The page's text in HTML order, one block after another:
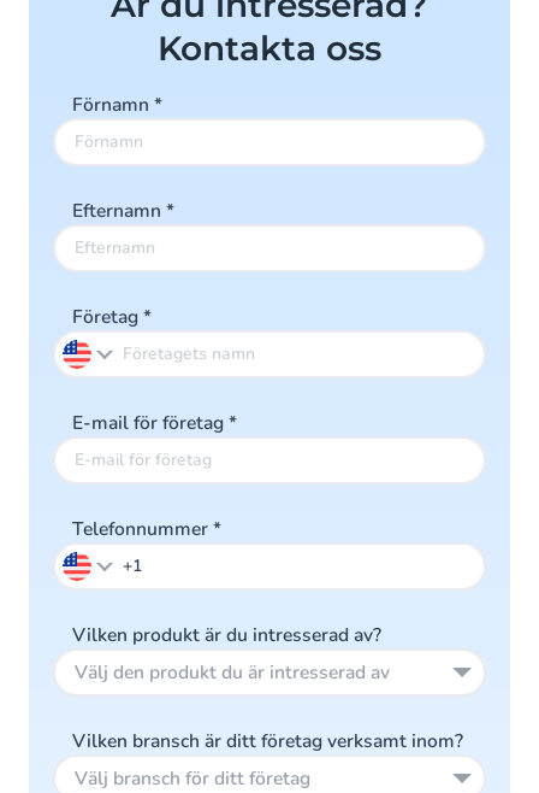
Kontakta oss
Förnamn *
Efternamn *
Företag*
E-mail för företag*
Telefonnummer*
Vilken produkt är du intresserad av?
Välj den produkt du är intresserad av
Vilken bransch är ditt företag verksamt inom?
Välj bransch för ditt företag